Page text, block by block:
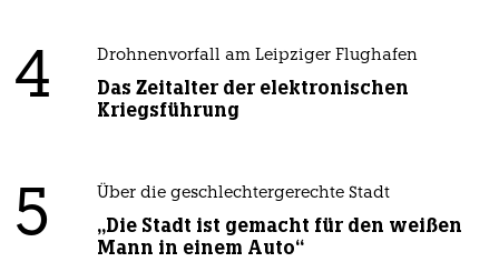
4 Drohnenvorfall am Leipziger Flughafen
Das Zeitalter der elektronischen
Kriegsführung
5 Über die geschlechtergerechte Stadt
„Die Stadt ist gemacht für den weißen
Mann in einem Auto“